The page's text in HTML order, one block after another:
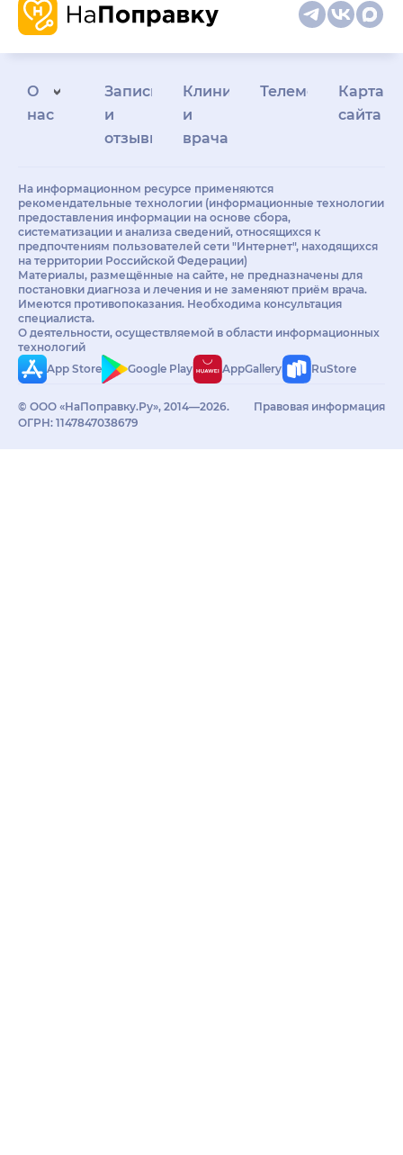
О
нас
Запись
и
отзывы
Клиникам
и
врачам
Телемедицина
Карта
сайта
На информационном ресурсе применяются
рекомендательные технологии (информационные технологии
предоставления информации на основе сбора,
систематизации и анализа сведений, относящихся к
предпочтениям пользователей сети "Интернет", находящихся
на территории Российской Федерации)
Материалы, размещённые на сайте, не предназначены для
постановки диагноза и лечения и не заменяют приём врача.
Имеются противопоказания. Необходима консультация
специалиста.
О деятельности, осуществляемой в области информационных
технологий
App Store
Google Play AppGallery RuStore
© ООО «НаПоправку.Ру», 2014—2026.
ОГРН: 1147847038679
Правовая информация